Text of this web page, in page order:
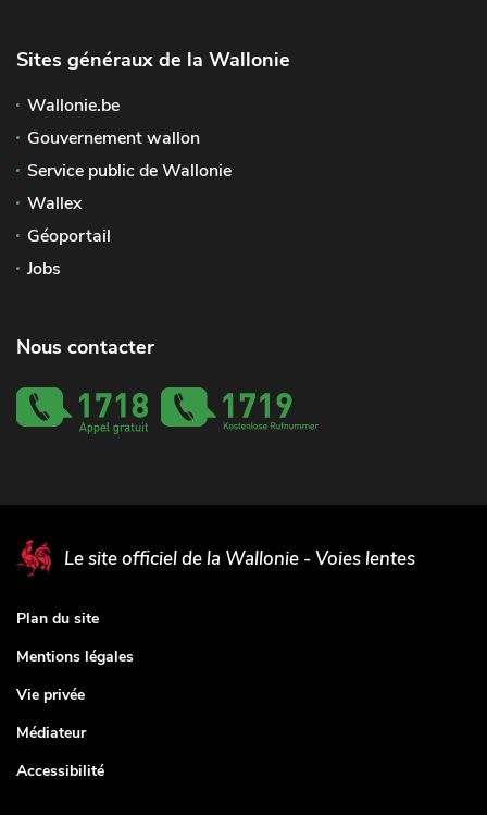
Sites généraux de la Wallonie
Wallonie.be
Gouvernement wallon
Service public de Wallonie
Wallex
Géoportail
Jobs
Nous contacter
Le site officiel de la Wallonie - Voies lentes
Plan du site
Mentions légales
Vie privée
Médiateur
Accessibilité